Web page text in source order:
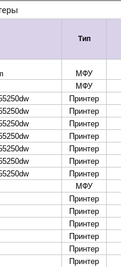
копиры DEVELOP
KYOCERA
Brother
Oce